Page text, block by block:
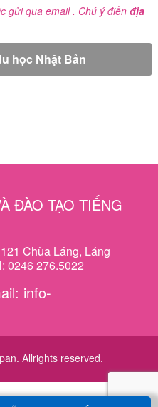
gửi qua email . Chú ý điền địa
ĐÀO TẠO TIẾNG
Chùa Láng, Láng
0246 276.5022
info-
Allrights reserved.